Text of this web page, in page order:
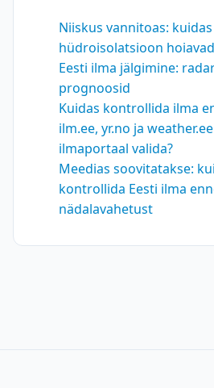
Niiskus vannitoas:
hüdroisolatsioon
Eesti ilma jälgimine:
prognoosid
Kuidas kontrollida ilma
ilm.ee, yr.no ja
ilmaportaal valida?
Meedias soovitatakse:
kontrollida Eesti ilma
nädalavahetust